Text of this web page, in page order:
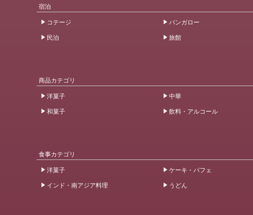
宿泊
コテージ
バンガロー
民泊
旅館
商品カテゴリ
洋菓子
中華
和菓子
飲料・アルコール
食事カテゴリ
洋菓子
ケーキ・パフェ
インド・南アジア料理
うどん